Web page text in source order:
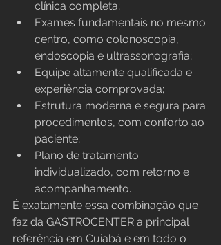
clínica completa;
Exames fundamentais no mesmo
centro, como colonoscopia,
endoscopia e ultrassonografia;
Equipe altamente qualificada e
experiência comprovada;
Estrutura moderna e segura para
procedimentos, com conforto ao
paciente;
Plano de tratamento
individualizado, com retorno e
acompanhamento.
É exatamente essa combinação que
faz da GASTROCENTER a principal
referência em Cuiabá e em todo o